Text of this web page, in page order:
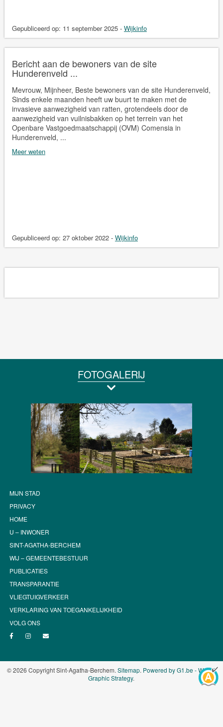
Gepubliceerd op: 11 september 2025 - Wijkinfo
Bericht aan de bewoners van de site
Hunderenveld ...
Mevrouw, Mijnheer, Beste bewoners van de site Hunderenveld,
Sinds enkele maanden heeft uw buurt te maken met de
invasieve aanwezigheid van ratten, grotendeels door de
aanwezigheid van vuilnisbakken op het terrein van het
Openbare Vastgoedmaatschappij (OVM) Comensia in
Hunderenveld, ...
Meer weten
Gepubliceerd op: 27 oktober 2022 - Wijkinfo
FOTOGALERIJ
MIJN STAD
PRIVACY
HOME
U – INWONER
SINT-AGATHA-BERCHEM
WIJ – GEMEENTEBESTUUR
PUBLICATIES
TRANSPARANTIE
VLIEGTUIGVERKEER
VERKLARING VAN TOEGANKELIJKHEID
VOLG ONS
© 2026 Copyright Sint-Agatha-Berchem. Sitemap. Powered by G1.be - Web &
Graphic Strategy.